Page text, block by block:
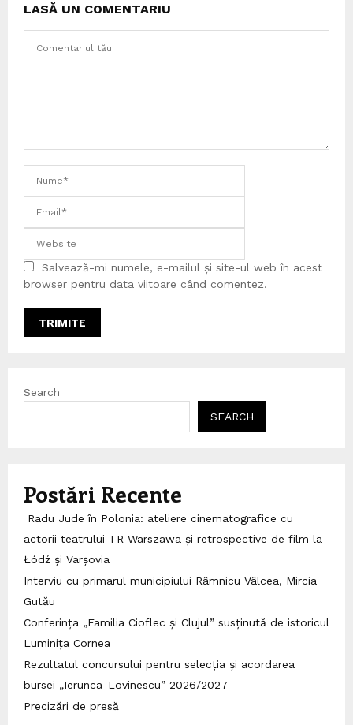
LASĂ UN COMENTARIU
Salvează-mi numele, e-mailul și site-ul web în acest
browser pentru data viitoare când comentez.
Search
SEARCH
Postări Recente
Radu Jude în Polonia: ateliere cinematografice cu
actorii teatrului TR Warszawa și retrospective de film la
Łódź și Varșovia
Interviu cu primarul municipiului Râmnicu Vâlcea, Mircia
Gutău
Conferința „Familia Cioflec și Clujul” susținută de istoricul
Luminița Cornea
Rezultatul concursului pentru selecția și acordarea
bursei „Ierunca-Lovinescu” 2026/2027
Precizări de presă